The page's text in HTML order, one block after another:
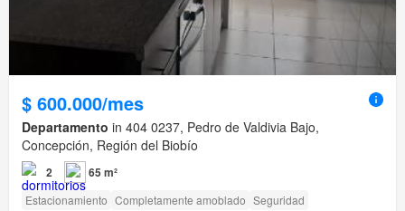
$ 600.000/mes
Departamento in 404 0237, Pedro de Valdivia Bajo,
Concepción, Región del Biobío
2 65 m²
Estacionamiento Completamente amoblado Seguridad